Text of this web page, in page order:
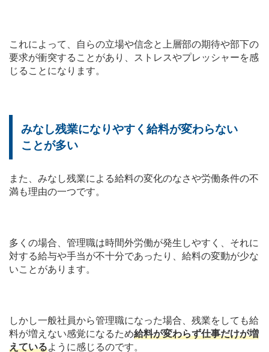
これによって、自らの立場や信念と上層部の期待や部下の
要求が衝突することがあり、ストレスやプレッシャーを感
じることになります。
みなし残業になりやすく給料が変わらない
ことが多い
また、みなし残業による給料の変化のなさや労働条件の不
満も理由の一つです。
多くの場合、管理職は時間外労働が発生しやすく、それに
対する給与や手当が不十分であったり、給料の変動が少な
いことがあります。
しかし一般社員から管理職になった場合、残業をしても給
料が増えない感覚になるため給料が変わらず仕事だけが増
えているように感じるのです。